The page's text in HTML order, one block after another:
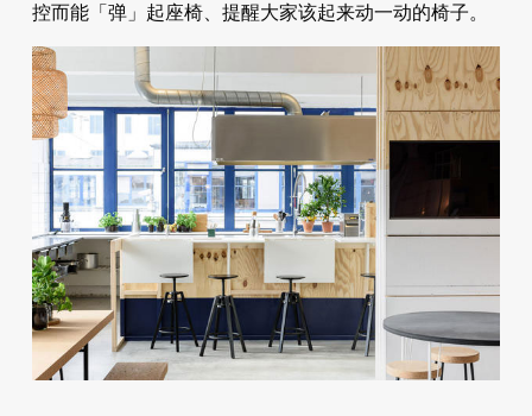
控而能「弹」起座椅、提醒大家该起来动一动的椅子。